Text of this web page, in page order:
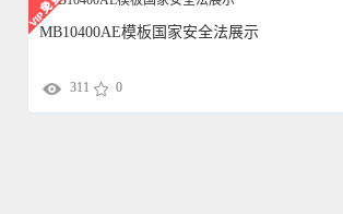
MB10400AE模板国家安全法展示
311 0